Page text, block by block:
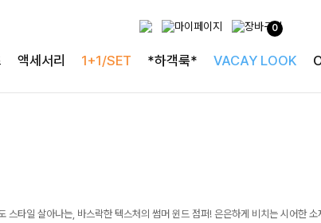
0
액세서리 1+1/SET *하객룩* VACAY LOOK
스타일 살아나는, 바스락한 텍스처의 썸머 윈드 점퍼! 은은하게 비치는 시어한 소